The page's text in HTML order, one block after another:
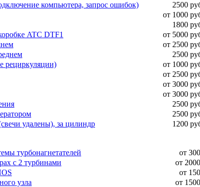
компьютера, запрос ошибок)
2500
от 1000
1800
ATC DTF1
от 5000
от 2500
2500
рециркуляции)
от 1000
от 2500
от 3000
от 3000
2500
2500
удалены), за цилиндр
1200
турбонагнетателей
от
с 2 турбинами
от
от
узла
от